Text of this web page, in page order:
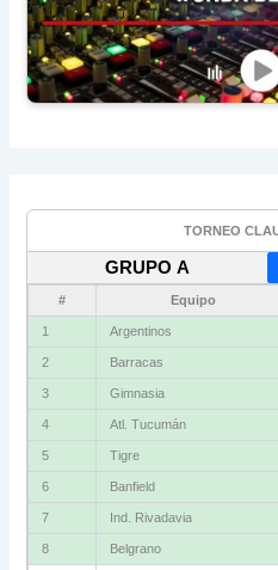
TORNEO
GRUPO A
# Equipo
1 Argentinos
2 Barracas
3 Gimnasia
4 Atl. Tucumán
5 Tigre
6 Banfield
7 Ind. Rivadavia
8 Belgrano